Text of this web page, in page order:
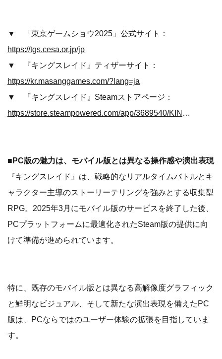
▼ 「東京ゲームショウ2025」公式サイト：
https://tgs.cesa.or.jp/jp
▼ 『キングスレイド』ティザーサイト：
https://kr.masanggames.com/?lang=ja
▼ 『キングスレイド』Steamストアページ：
https://store.steampowered.com/app/3689540/KINGs_RAID/
■PC版の魅力は、モバイル版とは異なる操作感や演出表現
『キングスレイド』は、戦略的なリアルタイムバトルとキ
ャラクター主導のストーリーテリングを強みとする収集型
RPG。2025年3月にモバイル版のサービスを終了した後、
PCプラットフォームに最適化されたSteam版の提供に向
けて準備が進められています。
特に、既存のモバイル版とは異なる高解像度グラフィック
と鮮明なビジュアル、そして新たな演出表現を備えたPC
版は、PCならではのユーザー体験の拡張を目指していま
す。